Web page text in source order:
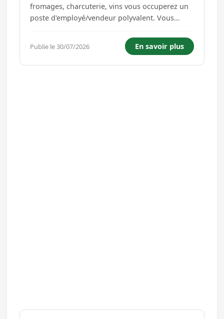
fromages, charcuterie, vins vous occuperez un
poste d'employé/vendeur polyvalent. Vous
en rayon des fruits et légumes, Vous
participerez à l'entretien...
Publie le 30/07/2026 En savoir plus